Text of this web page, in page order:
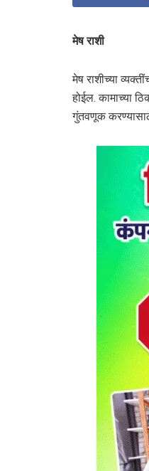
मेष राशी
मेष राशीच्या
होईल. कामाच्या
गुंतवणूक